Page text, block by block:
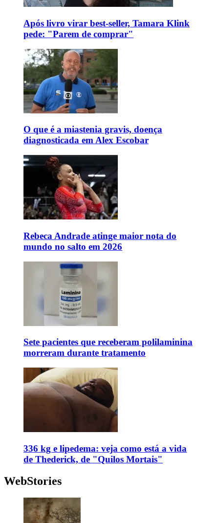
Após livro virar best-seller, Tamara Klink
pede: "Parem de comprar"
O que é a miastenia gravis, doença
diagnosticada em Alex Escobar
Rebeca Andrade atinge maior nota do
mundo no salto em 2026
Sete pacientes que receberam polilaminina
morreram durante tratamento
336 kg e lipedema: veja como está a vida
de Thederick, de "Quilos Mortais"
WebStories